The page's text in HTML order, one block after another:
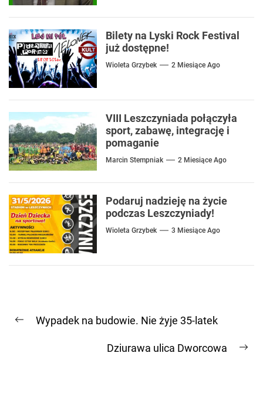
Bilety na Lyski Rock Festival
już dostępne!
Wioleta Grzybek 2 Miesiące Ago
VIII Leszczyniada połączyła
sport, zabawę, integrację i
pomaganie
Marcin Stempniak 2 Miesiące Ago
Podaruj nadzieję na życie
podczas Leszczyniady!
Wioleta Grzybek 3 Miesiące Ago
wpisu
Previous
Wypadek na budowie. Nie żyje 35-latek
Dziurawa ulica Dworcowa